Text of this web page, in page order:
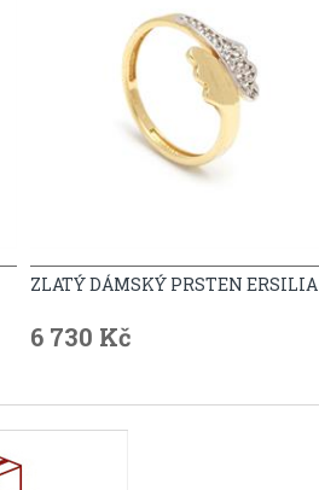
ZLATÝ DÁMSKÝ PRSTEN ERSILIA
6 730 Kč